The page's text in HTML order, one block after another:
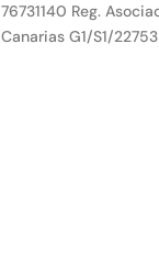
76731140 Reg.
Canarias G1/S1/